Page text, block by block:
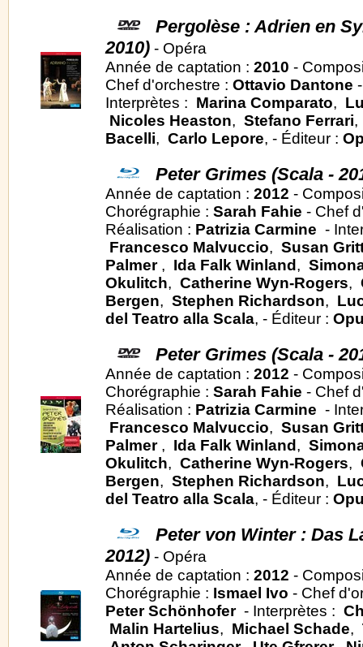
Pergolèse : Adrien en
2010) - Opéra
Année de captation : 2010 -
Chef d'orchestre : Ottavio Dantone
Interprètes : Marina Comparato,
Nicoles Heaston, Stefano Ferrari
Bacelli, Carlo Lepore, - Éditeur :
Peter Grimes (Scala -
Année de captation : 2012 -
Chorégraphie : Sarah Fahie - Chef
Réalisation : Patrizia Carmine -
Francesco Malvuccio, Susan
Palmer , Ida Falk Winland ,
Okulitch, Catherine Wyn-Rogers,
Bergen, Stephen Richardson,
del Teatro alla Scala, - Éditeur :
Peter Grimes (Scala -
Année de captation : 2012 -
Chorégraphie : Sarah Fahie - Chef
Réalisation : Patrizia Carmine -
Francesco Malvuccio, Susan
Palmer , Ida Falk Winland ,
Okulitch, Catherine Wyn-Rogers,
Bergen, Stephen Richardson,
del Teatro alla Scala, - Éditeur :
Peter von Winter : Das
2012) - Opéra
Année de captation : 2012 -
Chorégraphie : Ismael Ivo - Chef
Peter Schönhofer- Interprètes :
Malin Hartelius, Michael Schade,